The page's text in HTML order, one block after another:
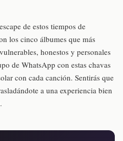
de estos tiempos de
los cinco álbumes que más
honestos y personales
de WhatsApp con estas chavas
con cada canción. Sentirás que
a una experiencia bien